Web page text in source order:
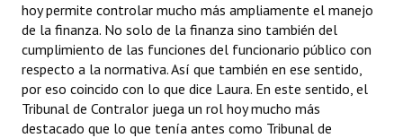
hoy permite controlar mucho más ampliamente el manejo
de la finanza. No solo de la finanza sino también del
cumplimiento de las funciones del funcionario público con
respecto a la normativa. Así que también en ese sentido,
por eso coincido con lo que dice Laura. En este sentido, el
Tribunal de Contralor juega un rol hoy mucho más
destacado que lo que tenía antes como Tribunal de